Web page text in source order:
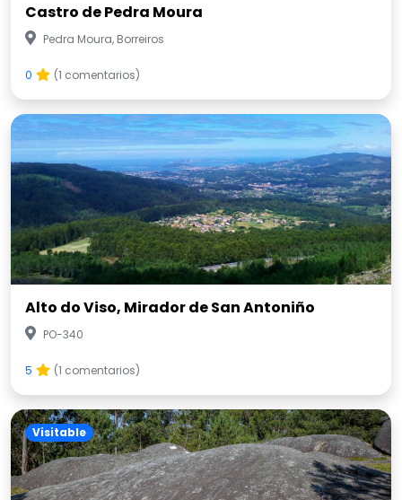
Castro de Pedra Moura
Pedra Moura, Borreiros
0 (1 comentarios)
Alto do Viso, Mirador de San Antoniño
PO-340
5 (1 comentarios)
Visitable